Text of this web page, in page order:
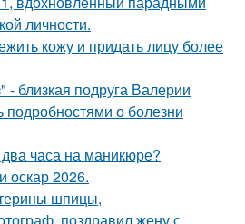
личности.
кожу и придать лицу более
- близкая подруга Валерии
подробностями о болезни
часа на маникюре?
оскар 2026.
шпицы,
поздравил жену с